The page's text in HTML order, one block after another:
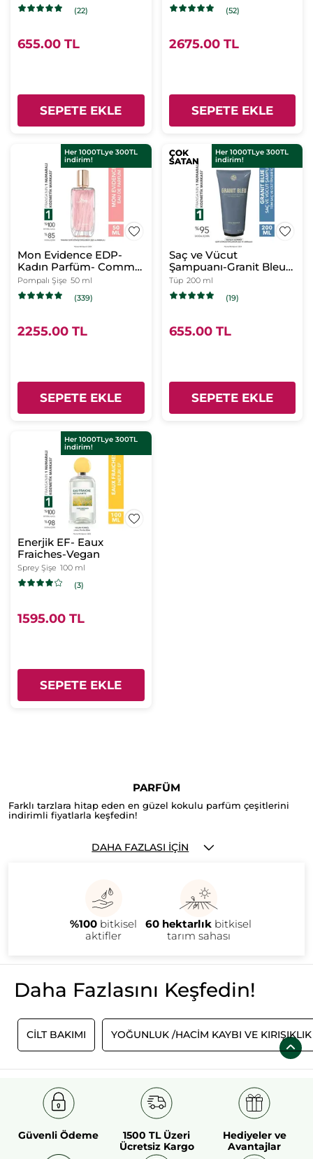
(22)
655.00 TL
SEPETE EKLE
(52)
2675.00 TL
SEPETE EKLE
Her 1000TLye 300TL
indirim!
Mon Evidence EDP-
Kadın Parfüm- Comme
Une Evidence
Pompalı Şişe 50 ml
(339)
2255.00 TL
SEPETE EKLE
ÇOK
SATAN
ÇOK
SATAN
Her 1000TLye 300TL
indirim!
Saç ve Vücut
Şampuanı-Granit Bleu-
Erkek
Tüp 200 ml
(19)
655.00 TL
SEPETE EKLE
Her 1000TLye 300TL
indirim!
Enerjik EF- Eaux
Fraiches-Vegan
Sprey Şişe 100 ml
(3)
1595.00 TL
SEPETE EKLE
PARFÜM
Farklı tarzlara hitap eden en güzel kokulu parfüm çeşitlerini
indirimli fiyatlarla keşfedin!
DAHA FAZLASI İÇIN
%100 bitkisel
aktifler
60 hektarlık bitkisel
tarım sahası
Daha Fazlasını Keşfedin!
CİLT BAKIMI YOĞUNLUK /HACIM KAYBI VE KIRIŞIKLIK
Güvenli Ödeme
1500 TL Üzeri
Ücretsiz Kargo
Hediyeler ve
Avantajlar